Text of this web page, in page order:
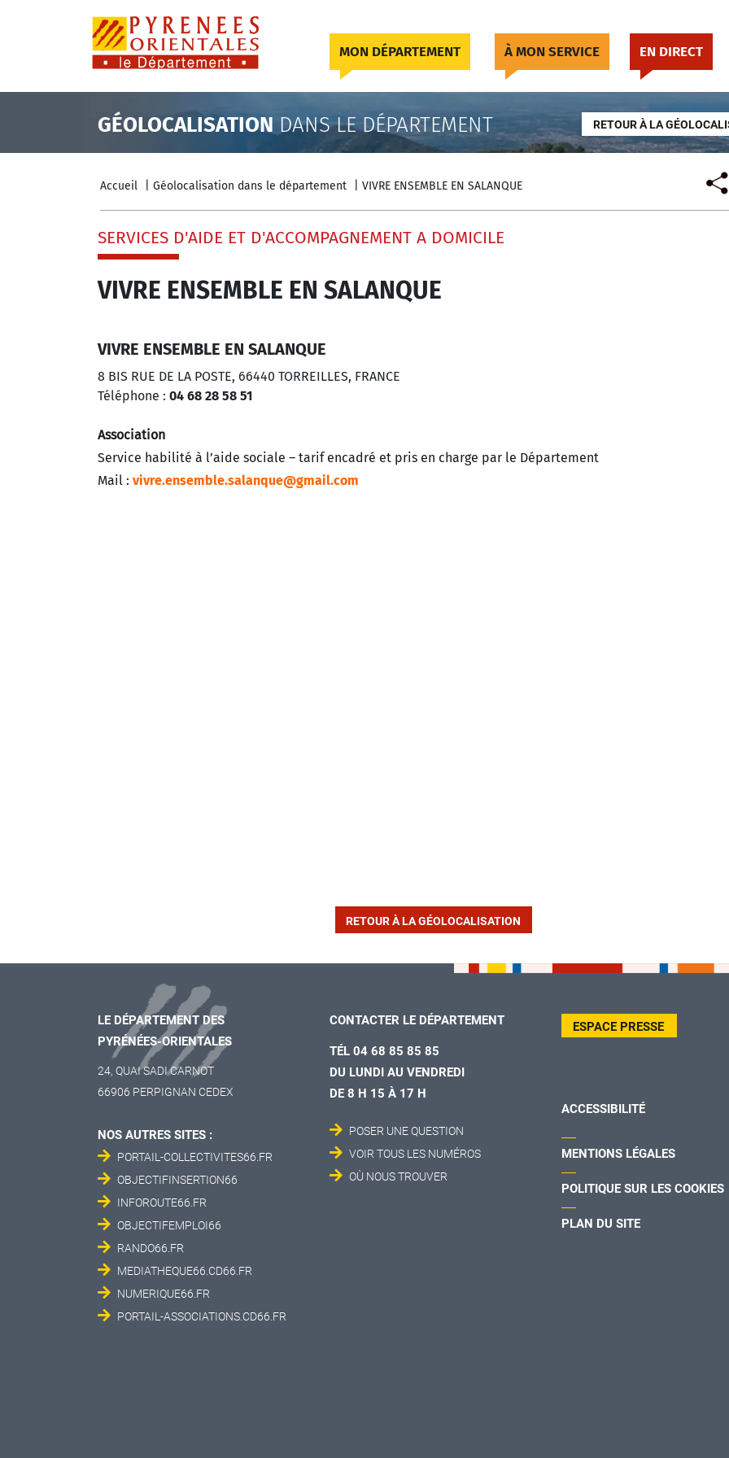
MON DÉPARTEMENT À MON SERVICE EN DIRECT
GÉOLOCALISATION DANS LE DÉPARTEMENT RETOUR À LA
Accueil Géolocalisation dans le département VIVRE ENSEMBLE EN SALANQUE
SERVICES D'AIDE ET D'ACCOMPAGNEMENT A DOMICILE
VIVRE ENSEMBLE EN SALANQUE
VIVRE ENSEMBLE EN SALANQUE
8 BIS RUE DE LA POSTE, 66440 TORREILLES, FRANCE
Téléphone : 04 68 28 58 51
Association
Service habilité à l’aide sociale – tarif encadré et pris en charge par le Département
Mail : vivre.ensemble.salanque@gmail.com
RETOUR À LA GÉOLOCALISATION
LE DÉPARTEMENT DES
PYRÉNÉES-ORIENTALES
24, QUAI SADI CARNOT
66906 PERPIGNAN CEDEX
NOS AUTRES SITES :
PORTAIL-COLLECTIVITES66.FR
OBJECTIFINSERTION66
INFOROUTE66.FR
OBJECTIFEMPLOI66
RANDO66.FR
MEDIATHEQUE66.CD66.FR
NUMERIQUE66.FR
PORTAIL-ASSOCIATIONS.CD66.FR
CONTACTER LE DÉPARTEMENT
TÉL 04 68 85 85 85
DU LUNDI AU VENDREDI
DE 8 H 15 À 17 H
POSER UNE QUESTION
VOIR TOUS LES NUMÉROS
OÙ NOUS TROUVER
ESPACE PRESSE
ACCESSIBILITÉ
MENTIONS LÉGALES
POLITIQUE SUR LES COOKIES
PLAN DU SITE